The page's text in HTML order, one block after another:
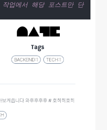
업에서 해당 포스트만 단